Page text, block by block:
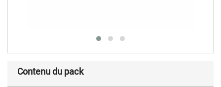
Contenu du pack